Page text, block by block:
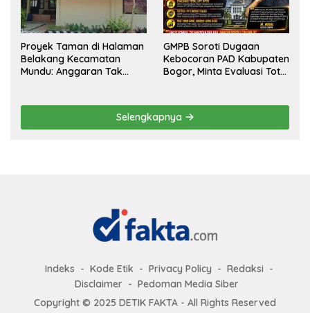
Proyek Taman di Halaman
Belakang Kecamatan
Mundu: Anggaran Tak
GMPB Soroti Dugaan
Kebocoran PAD Kabupaten
Bogor, Minta Evaluasi Total
Selengkapnya
Indeks Kode Etik Privacy Policy
Redaksi
Disclaimer
Pedoman Media Siber
Copyright © 2025 DETIK FAKTA - All Rights Reserved